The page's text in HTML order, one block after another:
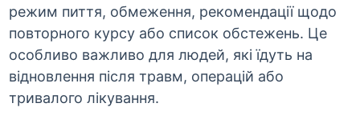
режим пиття, обмеження, рекомендації щодо
повторного курсу або список обстежень. Це
особливо важливо для людей, які їдуть на
відновлення після травм, операцій або
тривалого лікування.